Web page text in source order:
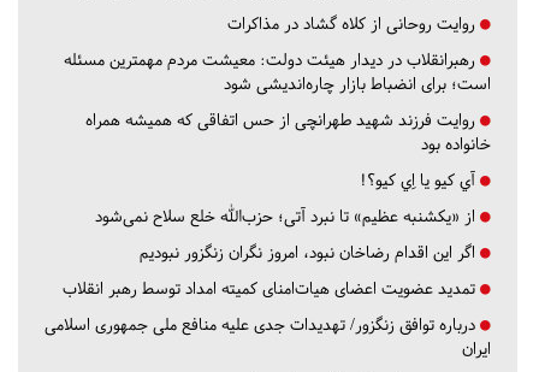
روایت روحانی از کلاه گشاد در مذاکرات
رهبرانقلاب در دیدار هیئت دولت: معیشت مردم مهمترین مسئله
است؛ برای انضباط بازار چاره‌اندیشی شود
روایت فرزند شهید طهرانچی از حس اتفاقی که همیشه همراه
خانواده بود
آي كيو يا اِي كيو؟!
از «یکشنبه عظیم» تا نبرد آتی؛ حزب‌الله خلع سلاح نمی‌شود
اگر این اقدام رضاخان نبود، امروز نگران زنگزور نبودیم
تمدید عضویت اعضای هیات‌امنای کمیته امداد توسط رهبر انقلاب
درباره توافق زنگزور/ تهدیدات جدی علیه منافع ملی جمهوری اسلامی
ایران